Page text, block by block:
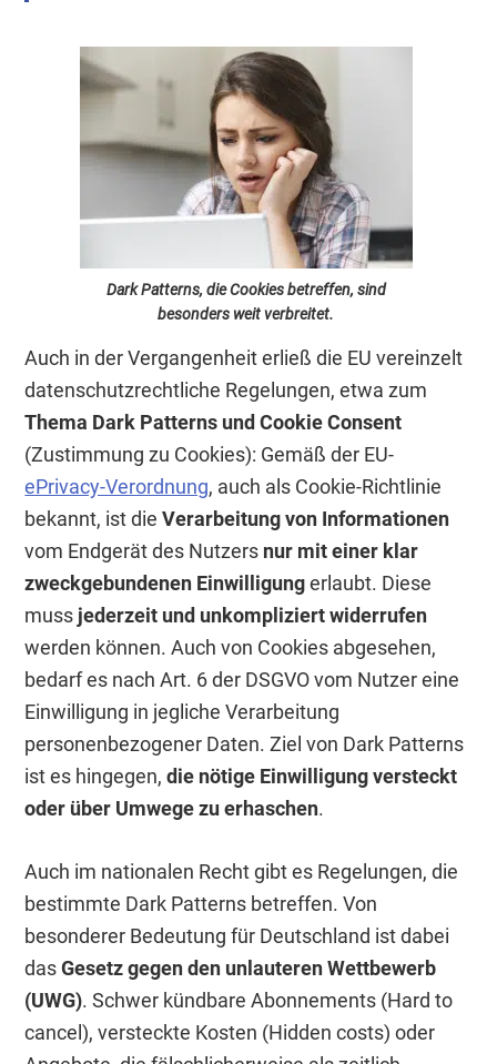
Dark Patterns, die Cookies betreffen, sind
besonders weit verbreitet.
Auch in der Vergangenheit erließ die EU vereinzelt
datenschutzrechtliche Regelungen, etwa zum
Thema Dark Patterns und Cookie Consent
(Zustimmung zu Cookies): Gemäß der EU-
ePrivacy-Verordnung, auch als Cookie-Richtlinie
bekannt, ist dieVerarbeitung von Informationen
vom Endgerät des Nutzers nur mit einer klar
zweckgebundenen Einwilligungerlaubt. Diese
muss jederzeit und unkompliziert widerrufen
werden können. Auch von Cookies abgesehen,
bedarf es nach Art. 6 der DSGVO vom Nutzer eine
Einwilligung in jegliche Verarbeitung
personenbezogener Daten. Ziel von Dark Patterns
ist es hingegen,die nötige Einwilligung versteckt
oder über Umwege zu erhaschen.
Auch im nationalen Recht gibt es Regelungen, die
bestimmte Dark Patterns betreffen. Von
besonderer Bedeutung für Deutschland ist dabei
dasGesetz gegen den unlauteren Wettbewerb
(UWG). Schwer kündbare Abonnements (Hard to
cancel), versteckte Kosten (Hidden costs) oder